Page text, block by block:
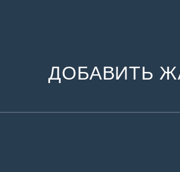
ДОБАВИТЬ